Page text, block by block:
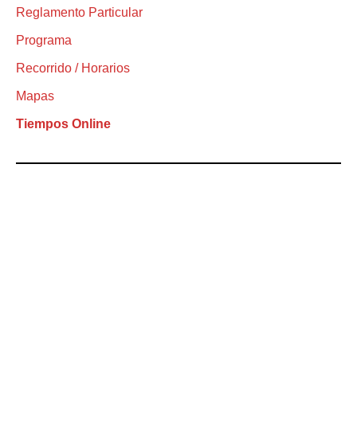
Reglamento Particular
Programa
Recorrido / Horarios
Mapas
Tiempos Online